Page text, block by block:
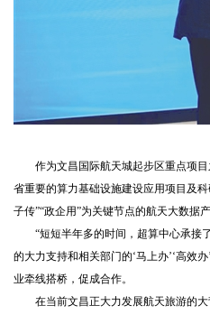
作为文昌国际航天城起步区重点项
省重要的算力基础设施建设应用项目及科
子传”“政企用”为关键节点的航天大数据
“短短半年多的时间，超算中心承接
的大力支持和相关部门的‘马上办’‘高效
业牵线搭桥，促成合作。
在当前文昌正大力发展航天旅游的